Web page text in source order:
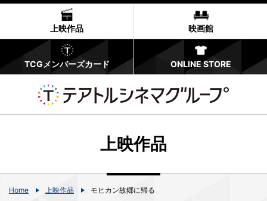
上映作品 映画館
TCGメンバーズカード ONLINE STORE
上映作品
Home 上映作品 モヒカン故郷に帰る